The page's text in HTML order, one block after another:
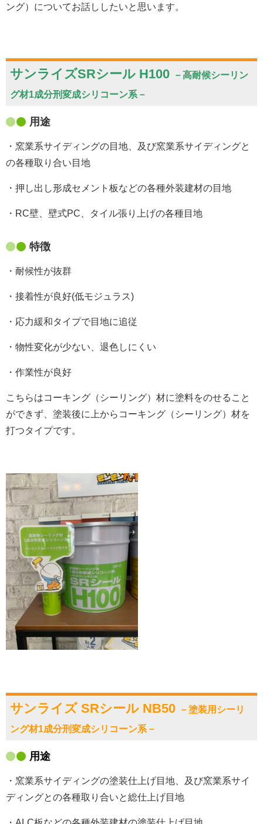
ング）についてお話ししたいと思います。
サンライズSRシール H100 －高耐候シーリン
グ材1成分刑変成シリコーン系－
用途
・窯業系サイディングの目地、及び窯業系サイディングと
の各種取り合い目地
・押し出し形成セメント板などの各種外装建材の目地
・RC壁、壁式PC、タイル張り上げの各種目地
特徴
・耐候性が抜群
・接着性が良好(低モジュラス)
・応力緩和タイプで目地に追従
・物性変化が少ない、退色しにくい
・作業性が良好
こちらはコーキング（シーリング）材に塗料をのせること
ができず、塗装後に上からコーキング（シーリング）材を
打つタイプです。
サンライズ SRシール NB50 －塗装用シーリ
ング材1成分刑変成シリコーン系－
用途
・窯業系サイディングの塗装仕上げ目地、及び窯業系サイ
ディングとの各種取り合いと総仕上げ目地